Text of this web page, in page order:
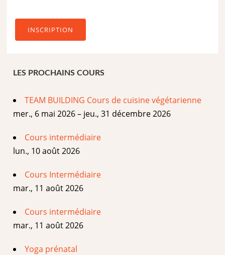
INSCRIPTION
LES PROCHAINS COURS
TEAM BUILDING Cours de cuisine végétarienne
mer., 6 mai 2026 – jeu., 31 décembre 2026
Cours intermédiaire
lun., 10 août 2026
Cours Intermédiaire
mar., 11 août 2026
Cours intermédiaire
mar., 11 août 2026
Yoga prénatal